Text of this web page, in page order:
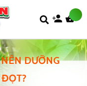
DƯỠNG